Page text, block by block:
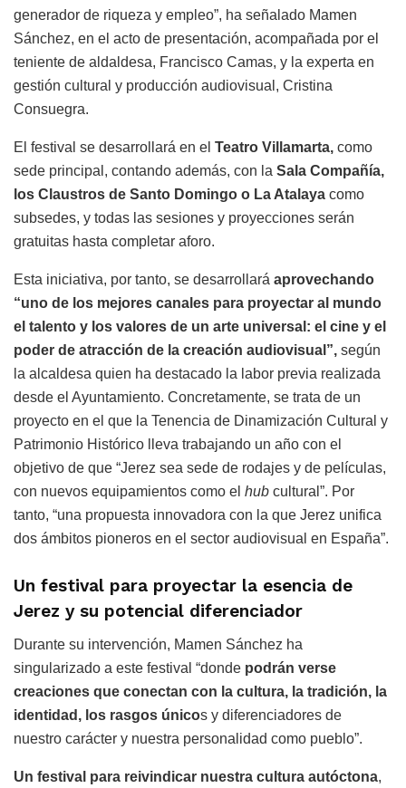
generador de riqueza y empleo”, ha señalado Mamen
Sánchez, en el acto de presentación, acompañada por el
teniente de aldaldesa, Francisco Camas, y la experta en
gestión cultural y producción audiovisual, Cristina
Consuegra.
El festival se desarrollará en el Teatro Villamarta, como
sede principal, contando además, con la Sala Compañía,
los Claustros de Santo Domingo o La Atalaya como
subsedes, y todas las sesiones y proyecciones serán
gratuitas hasta completar aforo.
Esta iniciativa, por tanto, se desarrollará aprovechando
“uno de los mejores canales para proyectar al mundo
el talento y los valores de un arte universal: el cine y el
poder de atracción de la creación audiovisual”, según
la alcaldesa quien ha destacado la labor previa realizada
desde el Ayuntamiento. Concretamente, se trata de un
proyecto en el que la Tenencia de Dinamización Cultural y
Patrimonio Histórico lleva trabajando un año con el
objetivo de que “Jerez sea sede de rodajes y de películas,
con nuevos equipamientos como el hub cultural”. Por
tanto, “una propuesta innovadora con la que Jerez unifica
dos ámbitos pioneros en el sector audiovisual en España”.
Un festival para proyectar la esencia de
Jerez y su potencial diferenciador
Durante su intervención, Mamen Sánchez ha
singularizado a este festival “donde podrán verse
creaciones que conectan con la cultura, la tradición, la
identidad, los rasgos únicos y diferenciadores de
nuestro carácter y nuestra personalidad como pueblo”.
Un festival para reivindicar nuestra cultura autóctona,